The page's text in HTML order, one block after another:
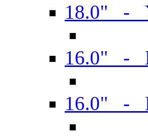
18.0" -
16.0" -
16.0" -